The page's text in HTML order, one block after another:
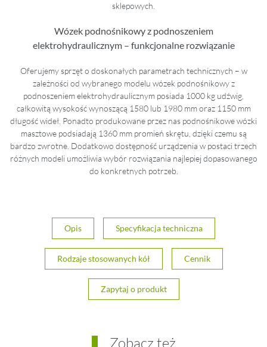
sklepowych.
Wózek podnośnikowy z podnoszeniem
elektrohydraulicznym – funkcjonalne rozwiązanie
Oferujemy sprzęt o doskonałych parametrach technicznych – w
zależności od wybranego modelu wózek podnośnikowy z
podnoszeniem elektrohydraulicznym posiada 1000 kg udźwig,
całkowitą wysokość wynoszącą 1580 lub 1980 mm oraz 1150 mm
długość wideł. Ponadto produkowane przez nas podnośnikowe wózki
masztowe podsiadają 1360 mm promień skrętu, dzięki czemu są
bardzo zwrotne. Dodatkowo dostępność urządzenia w postaci trzech
różnych modeli umożliwia wybór rozwiązania najlepiej dopasowanego
do konkretnych potrzeb.
Opis Specyfikacja techniczna
Rodzaje stosowanych kół Cennik
Zapytaj o produkt
Zobacz też